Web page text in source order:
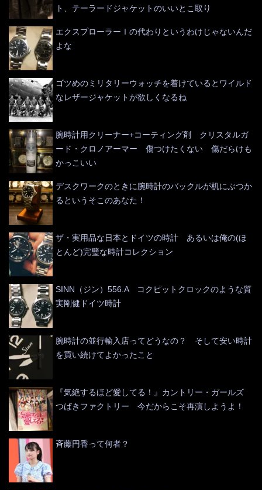
ト、テーラードジャケットのいいとこ取り
エクスプローラーⅠの代わりというわけじゃないんだ
よな
ゴツめのミリタリーウォッチを着けているとワイルド
なレザージャケットが欲しくなるね
腕時計用クリーナー+コーティング剤 クリスタルガ
ード・クロノアーマー 傷つけたくない 傷だらけも
かっこいい
デスクワークのときに腕時計のバックルが机にぶつか
るというそこのあなた！
ザ・実用品な日本とドイツの時計 あるいは俺の(ほ
とんど)完璧な時計コレクション
SINN（ジン）556.A コクピットクロックのような質
実剛健ドイツ時計
腕時計の並行輸入店ってどうなの？ そして安い時計
を買い続けてよかったこと
『気絶するほど愛してる！』カントリー・ガールズ
つばきファクトリー 今だからこそ再演しようよ！
斉藤円香って何者？